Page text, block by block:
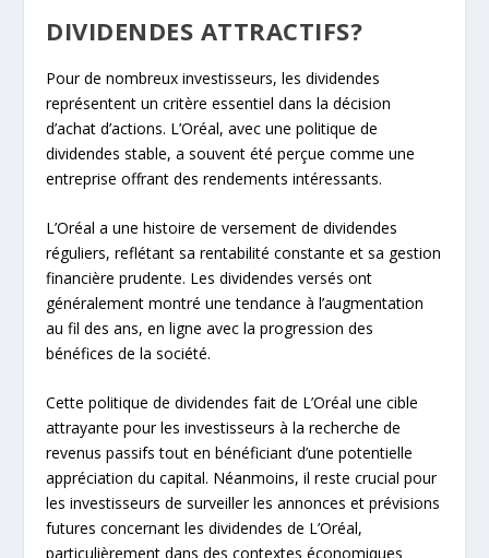
DIVIDENDES ATTRACTIFS?
Pour de nombreux investisseurs, les dividendes
représentent un critère essentiel dans la décision
d’achat d’actions. L’Oréal, avec une politique de
dividendes stable, a souvent été perçue comme une
entreprise offrant des rendements intéressants.
L’Oréal a une histoire de versement de dividendes
réguliers, reflétant sa rentabilité constante et sa gestion
financière prudente. Les dividendes versés ont
généralement montré une tendance à l’augmentation
au fil des ans, en ligne avec la progression des
bénéfices de la société.
Cette politique de dividendes fait de L’Oréal une cible
attrayante pour les investisseurs à la recherche de
revenus passifs tout en bénéficiant d’une potentielle
appréciation du capital. Néanmoins, il reste crucial pour
les investisseurs de surveiller les annonces et prévisions
futures concernant les dividendes de L’Oréal,
particulièrement dans des contextes économiques